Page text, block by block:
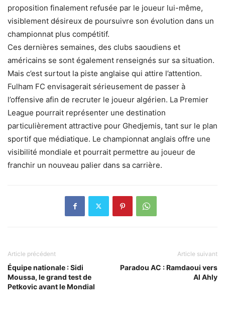
proposition finalement refusée par le joueur lui-même,
visiblement désireux de poursuivre son évolution dans un
championnat plus compétitif.
Ces dernières semaines, des clubs saoudiens et
américains se sont également renseignés sur sa situation.
Mais c’est surtout la piste anglaise qui attire l’attention.
Fulham FC envisagerait sérieusement de passer à
l’offensive afin de recruter le joueur algérien. La Premier
League pourrait représenter une destination
particulièrement attractive pour Ghedjemis, tant sur le plan
sportif que médiatique. Le championnat anglais offre une
visibilité mondiale et pourrait permettre au joueur de
franchir un nouveau palier dans sa carrière.
Article précédent
Équipe nationale : Sidi
Moussa, le grand test de
Petkovic avant le Mondial
Article suivant
Paradou AC : Ramdaoui vers
Al Ahly